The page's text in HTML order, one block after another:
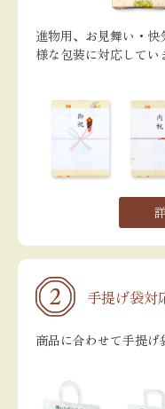
進物用、お見舞い・
様な包装に対応してい
手提げ袋対
商品に合わせて手提げ